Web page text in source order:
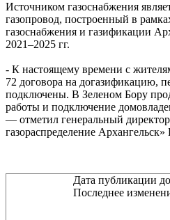
Источником газоснабжения
газопровод, построенный в
газоснабжения и газификации
2021–2025 гг.
- К настоящему времени с
72 договора на догазификацию,
подключены. В Зеленом Бору
работы и подключение
— отметил генеральный
газораспределение
Дата публикации
Последнее